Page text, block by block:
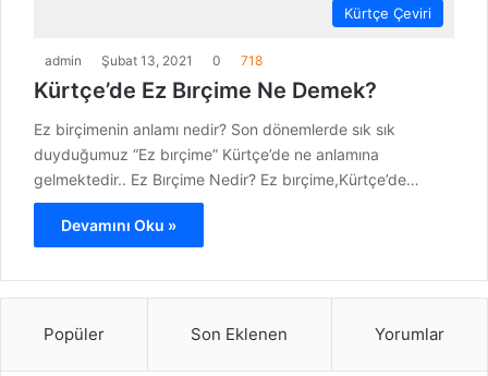
Kürtçe Çeviri
admin Şubat 13, 2021 0 718
Kürtçe’de Ez Bırçime Ne Demek?
Ez birçimenin anlamı nedir? Son dönemlerde sık sık
duyduğumuz “Ez bırçime” Kürtçe’de ne anlamına
gelmektedir.. Ez Bırçime Nedir? Ez bırçime,Kürtçe’de…
Devamını Oku »
Popüler Son Eklenen Yorumlar